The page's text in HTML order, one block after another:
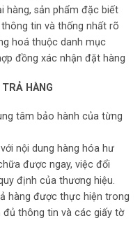
hàng, sản phẩm đặc biết
tin và thống nhất rõ
hoá thuộc danh mục
đồng xác nhận đặt hàng
TRẢ HÀNG
tâm bảo hành của từng
nội dung hàng hóa hư
được ngay, việc đổi
định của thương hiệu.
hàng được thực hiện trong
đủ thông tin và các giấy tờ